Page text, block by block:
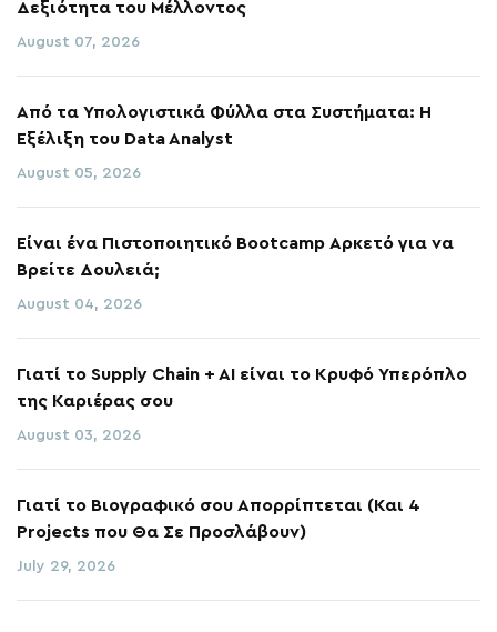
Δεξιότητα του Μέλλοντος
August 07, 2026
Από τα Υπολογιστικά Φύλλα στα Συστήματα: Η
Εξέλιξη του Data Analyst
August 05, 2026
Είναι ένα Πιστοποιητικό Bootcamp Αρκετό για να
Βρείτε Δουλειά;
August 04, 2026
Γιατί το Supply Chain + AI είναι το Κρυφό Υπερόπλο
της Καριέρας σου
August 03, 2026
Γιατί το Βιογραφικό σου Απορρίπτεται (Και 4
Projects που Θα Σε Προσλάβουν)
July 29, 2026